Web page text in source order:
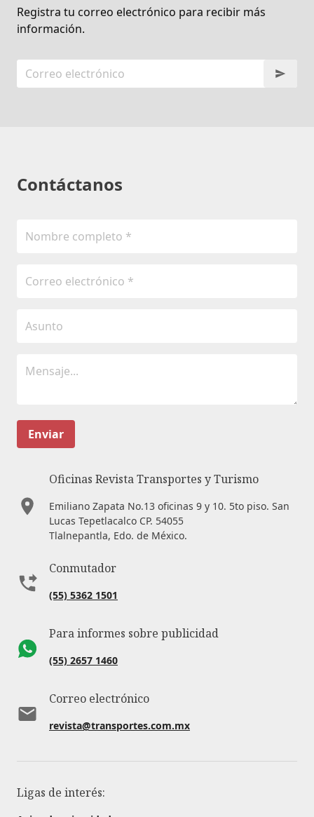
Registra tu correo electrónico para recibir más
información.
Contáctanos
Enviar
Oficinas Revista Transportes y Turismo
Emiliano Zapata No.13 oficinas 9 y 10. 5to piso. San
Lucas Tepetlacalco CP. 54055
Tlalnepantla, Edo. de México.
Conmutador
(55) 5362 1501
Para informes sobre publicidad
(55) 2657 1460
Correo electrónico
revista@transportes.com.mx
Ligas de interés: